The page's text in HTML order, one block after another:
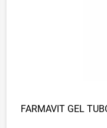
FARMAVIT GEL